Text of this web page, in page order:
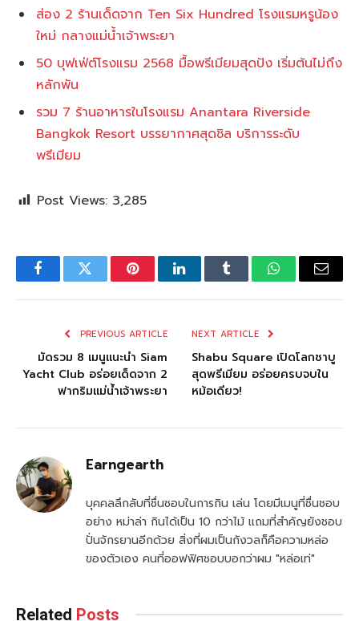
ส่อง 2 ร้านเด็ดจาก Ten Six Hundred โรงแรมหรูน้อง
ใหม่ กลางแม่น้ำเจ้าพระยา
50 บุฟเฟ่ต์โรงแรม 2568 มื้อพรีเมียมสุดปัง เริ่มต้นไม่ถึง
หลักพัน
รวม 7 ร้านอาหารในโรงแรม Anantara Riverside
Bangkok Resort บรรยากาศสุดชิล บริการระดับ
พรีเมียม
Post Views: 3,285
FacebookTwitter PinterestLinkedInTumblr WhatsAppEmail
PREVIOUS ARTICLE
มัดรวม 8 เมนูแนะนํา Siam
Yacht Club อร่อยเด็ดจาก 2
ฟากริมแม่น้ำเจ้าพระยา
NEXT ARTICLE
Shabu Square เปิดโลกชาบู
สุดพรีเมียม อร่อยครบจบใน
หม้อเดียว!
Earngearth
บุคคลลึกลับที่ชื่นชอบในการกิน เล่น โดยมีเมนูที่ชื่นชอบ
อย่าง หม่าล่า กินได้เป็น 10 กว่าไม้ แถมที่สำคัญยังชอบ
ปั่นจักรยานอีกด้วย สิ่งที่ผมเป็นกังวลก็คือความหล่อ
ของตัวเอง คนที่ออฟฟิศชอบบอกว่าผม "หล่อเท่"
Related Posts